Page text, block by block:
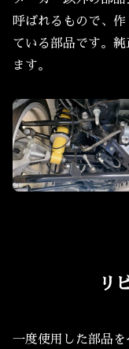
呼ばれるもので、
ている部品です。
ます。
リ
一度使用した部品